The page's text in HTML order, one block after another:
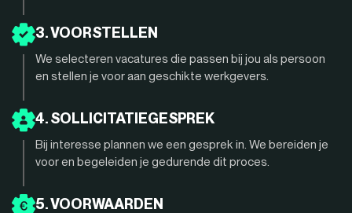
3. VOORSTELLEN
We selecteren vacatures die passen bij jou als persoon
en stellen je voor aan geschikte werkgevers.
4. SOLLICITATIEGESPREK
Bij interesse plannen we een gesprek in. We bereiden je
voor en begeleiden je gedurende dit proces.
5. VOORWAARDEN